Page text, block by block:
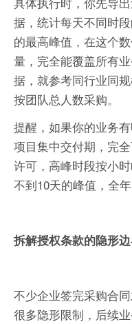
据，统计每天不同时
的最高峰值，在这个
量，完全能覆盖所有
据，就参考同行业同
按团队总人数采购。
提醒，如果你的业务
项目集中交付期，完
许可，高峰时段按小
不到10天的峰值，全
拆解授权条款的隐形
不少企业签完采购合
很多隐形限制，后续